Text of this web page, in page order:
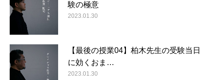
験の極意
2023.01.30
【最後の授業04】柏木先生の受験当日
に効くおま…
2023.01.30